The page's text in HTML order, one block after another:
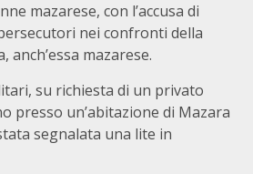
mazarese, con l’accusa di
nei confronti della
anch’essa mazarese.
su richiesta di un privato
presso un’abitazione di Mazara
segnalata una lite in